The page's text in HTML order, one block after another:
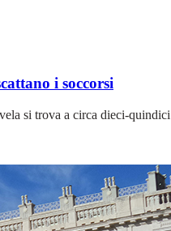
i soccorsi
si trova a circa dieci-